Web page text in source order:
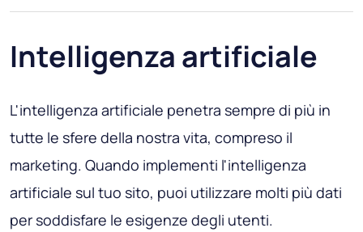
Intelligenza artificiale
L'intelligenza artificiale penetra sempre di più in
tutte le sfere della nostra vita, compreso il
marketing. Quando implementi l'intelligenza
artificiale sul tuo sito, puoi utilizzare molti più dati
per soddisfare le esigenze degli utenti.